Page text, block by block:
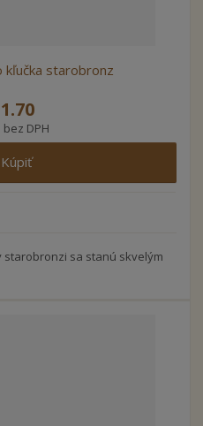
kľučka starobronz
DPH
Kúpiť
sa stanú skvelým